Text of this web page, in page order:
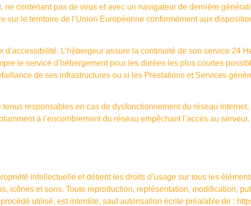
contenant pas de virus et avec un navigateur de dernière
sur le territoire de l’Union Européenne conformément aux
d’accessibilité. L’hébergeur assure la continuité de son service 24
le service d’hébergement pour les durées les plus courtes
de ses infrastructures ou si les Prestations et Services
tenus responsables en cas de dysfonctionnement du réseau
à l’encombrement du réseau empêchant l’accès au serveur.
intellectuelle et détient les droits d’usage sur tous les
icônes et sons. Toute reproduction, représentation, modification,
utilisé, est interdite, sauf autorisation écrite préalable de :